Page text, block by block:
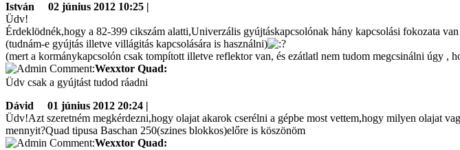
István
02 június 2012 10:25 |
Üdv!
Érdeklödnék,hogy a 82-399 cikszám alatti,Univerzális gyújtáskapcsolónak hány kapcsolási fokozata van
(tudnám-e gyújtás illetve villágitás kapcsolására is használni)
(mert a kormánykapcsolón csak tompított illetve reflektor van, és ezátlatl nem tudom megcsinálni úgy ,
Wexxtor Quad:
Üdv csak a gyújtást tudod ráadni
Dávid
01 június 2012 20:24 |
Üdv!Azt szeretném megkérdezni,hogy olajat akarok cserélni a gépbe most vettem,hogy milyen olajat
mennyit?Quad tipusa Baschan 250(szines blokkos)előre is köszönöm
Wexxtor Quad: